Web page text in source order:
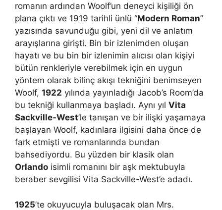
romanın ardından Woolf’un deneyci kişiliği ön
plana çıktı ve 1919 tarihli ünlü “Modern Roman”
yazısında savunduğu gibi, yeni dil ve anlatım
arayışlarına girişti. Bin bir izlenimden oluşan
hayatı ve bu bin bir izlenimin alıcısı olan kişiyi
bütün renkleriyle verebilmek için en uygun
yöntem olarak bilinç akışı tekniğini benimseyen
Woolf, 1922 yılında yayınladığı Jacob’s Room’da
bu tekniği kullanmaya başladı. Aynı yıl Vita
Sackville-West’le tanışan ve bir ilişki yaşamaya
başlayan Woolf, kadınlara ilgisini daha önce de
fark etmişti ve romanlarında bundan
bahsediyordu. Bu yüzden bir klasik olan
Orlando isimli romanını bir aşk mektubuyla
beraber sevgilisi Vita Sackville-West’e adadı.
1925’te okuyucuyla buluşacak olan Mrs.